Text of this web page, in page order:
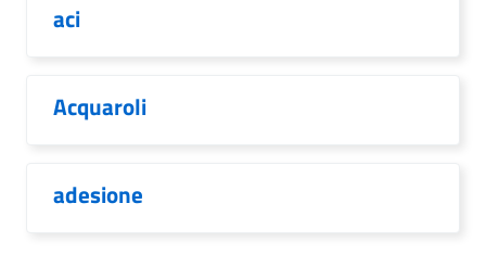
aci
Acquaroli
adesione